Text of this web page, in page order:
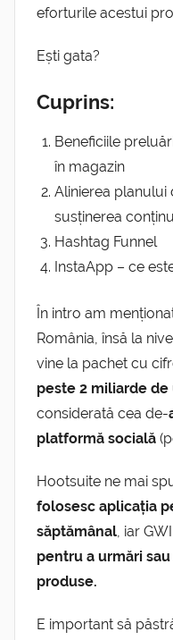
eforturile acestui
Ești gata?
Cuprins:
Beneficiile
în magazin
Alinierea planului
susținerea
Hashtag Funnel
InstaApp – ce
În intro am
România, însă la
vine la pachet cu
peste 2 miliarde
considerată cea de-
platformă socială
Hootsuite ne mai
folosesc aplicația
săptămânal, iar
pentru a urmări
produse.
E important să